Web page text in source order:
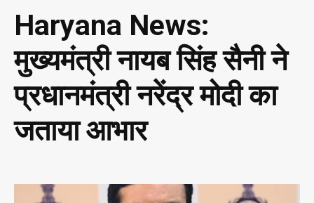
Haryana News:
मुख्यमंत्री नायब सिंह सैनी ने
प्रधानमंत्री नरेंद्र मोदी का
जताया आभार